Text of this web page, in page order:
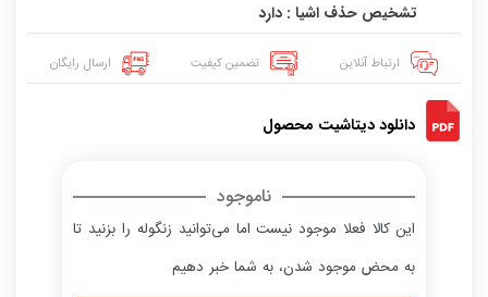
تشخیص حذف اشیا : دارد
ارتباط آنلاین تضمین کیفیت ارسال رایگان
دانلود دیتاشیت محصول
ناموجود
این کالا فعلا موجود نیست اما می‌توانید زنگوله را بزنید تا
به محض موجود شدن، به شما خبر دهیم